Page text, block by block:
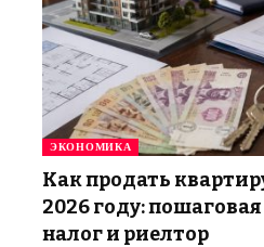
ЭКОНОМИКА
Как продать
2026 году:
налог и риелтор